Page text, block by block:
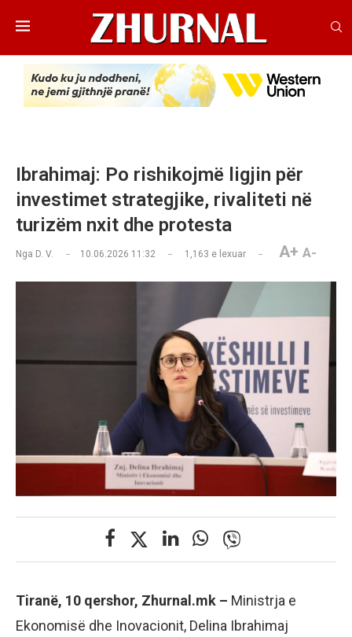
Ibrahimaj: Po rishikojmë ligjin për
investimet strategjike, rivaliteti në
turizëm nxit dhe protesta
Nga D. V. 10.06.2026 11:32 1,163 e lexuar A+ A-
Tiranë, 10 qershor, Zhurnal.mk – Ministrja e
Ekonomisë dhe Inovacionit, Delina Ibrahimaj